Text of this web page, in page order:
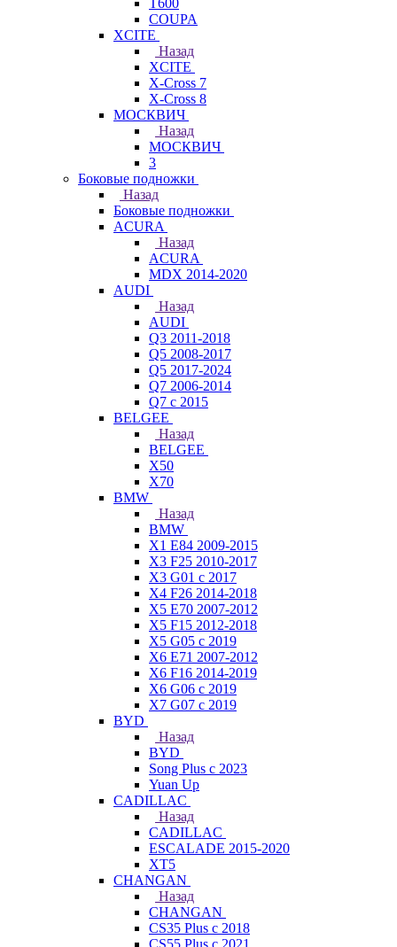
T600
COUPA
XCITE
Назад
XCITE
X-Cross 7
X-Cross 8
МОСКВИЧ
Назад
МОСКВИЧ
3
Боковые подножки
Назад
Боковые подножки
ACURA
Назад
ACURA
MDX 2014-2020
AUDI
Назад
AUDI
Q3 2011-2018
Q5 2008-2017
Q5 2017-2024
Q7 2006-2014
Q7 с 2015
BELGEE
Назад
BELGEE
X50
X70
BMW
Назад
BMW
X1 E84 2009-2015
X3 F25 2010-2017
X3 G01 с 2017
X4 F26 2014-2018
X5 E70 2007-2012
X5 F15 2012-2018
X5 G05 с 2019
X6 E71 2007-2012
X6 F16 2014-2019
X6 G06 с 2019
X7 G07 с 2019
BYD
Назад
BYD
Song Plus с 2023
Yuan Up
CADILLAC
Назад
CADILLAC
ESСALADE 2015-2020
XT5
CHANGAN
Назад
CHANGAN
CS35 Plus с 2018
CS55 Plus с 2021